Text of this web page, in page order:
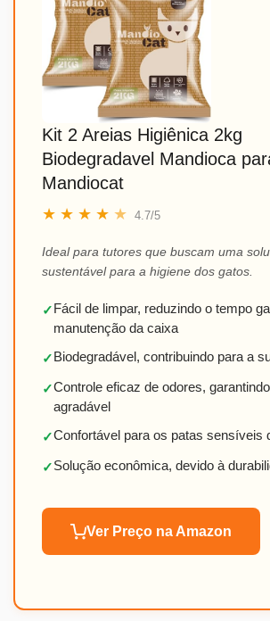
Kit 2 Areias Higiênica 2kg
Biodegradavel Mandioca
Mandiocat
★ ★ ★ ★ ★ 4.7/5
Ideal para tutores que buscam uma
sustentável para a higiene dos gatos.
✓Fácil de limpar, reduzindo o tempo
manutenção da caixa
✓Biodegradável, contribuindo para a
✓Controle eficaz de odores,
agradável
✓Confortável para os patas sensíveis
✓Solução econômica, devido à
Ver Preço na Amazon